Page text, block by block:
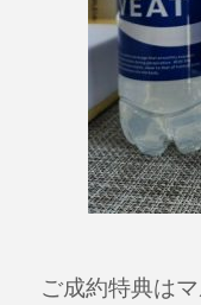
ご成約特典は